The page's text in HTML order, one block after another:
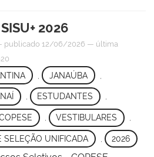
2026
publicado 12/06/2026 — última
JANAÚBA
, ESTUDANTES ,
VESTIBULARES
SELEÇÃO UNIFICADA 2026